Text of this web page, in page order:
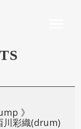
》
川彩織(drum)